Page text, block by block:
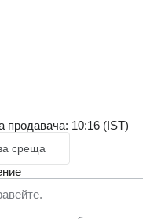
продавача: 10:16 (IST)
среща